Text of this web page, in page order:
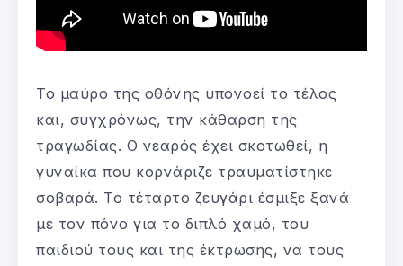
Το μαύρο της οθόνης υπονοεί το τέλος
και, συγχρόνως, την κάθαρση της
τραγωδίας. Ο νεαρός έχει σκοτωθεί, η
γυναίκα που κορνάριζε τραυματίστηκε
σοβαρά. Το τέταρτο ζευγάρι έσμιξε ξανά
με τον πόνο για το διπλό χαμό, του
παιδιού τους και της έκτρωσης, να τους